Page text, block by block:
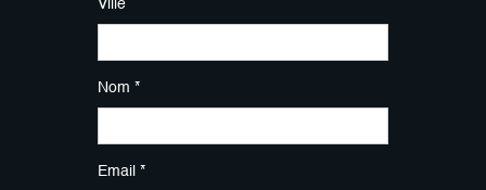
Ville
Nom *
Email *